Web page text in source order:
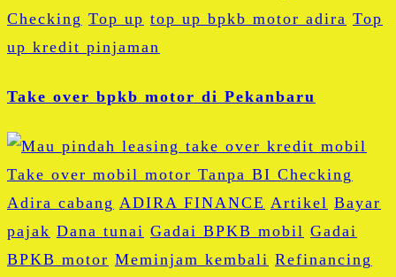
Checking Top up top up bpkb motor adira Top
up kredit pinjaman
Take over bpkb motor di Pekanbaru
Adira cabang ADIRA FINANCE Artikel Bayar
pajak Dana tunai Gadai BPKB mobil Gadai
BPKB motor Meminjam kembali Refinancing